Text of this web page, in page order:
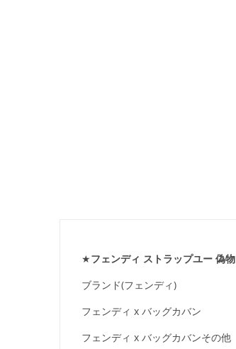
★フェンディ ストラップユー 偽物
ブランド(フェンディ)
フェンディ x バッグカバン
フェンディ x バッグカバンその他